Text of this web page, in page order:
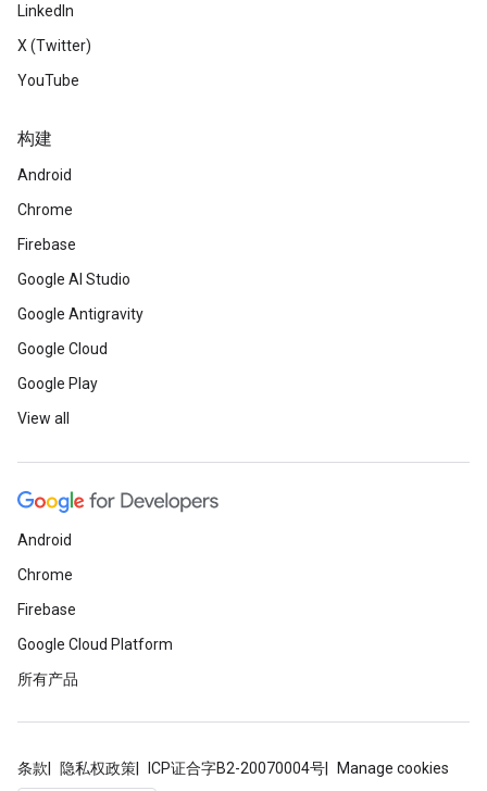
LinkedIn
X (Twitter)
YouTube
构建
Android
Chrome
Firebase
Google AI Studio
Google Antigravity
Google Cloud
Google Play
View all
Android
Chrome
Firebase
Google Cloud Platform
所有产品
条款 隐私权政策 ICP证合字B2-20070004号 Manage cookies